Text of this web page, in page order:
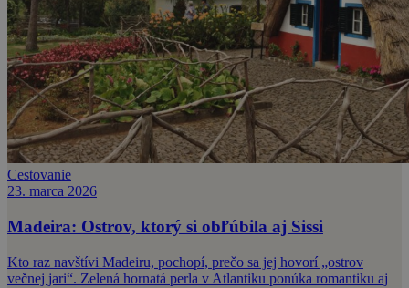
Cestovanie
23. marca 2026
Madeira: Ostrov, ktorý si obľúbila aj Sissi
Kto raz navštívi Madeiru, pochopí, prečo sa jej hovorí „ostrov
večnej jari“. Zelená hornatá perla v Atlantiku ponúka romantiku aj